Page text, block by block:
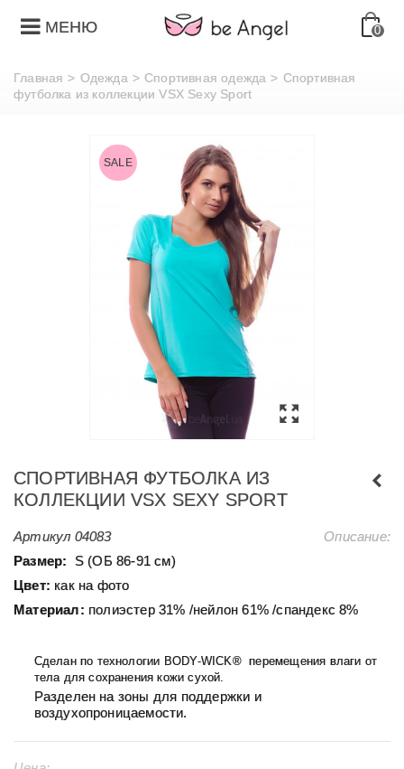
МЕНЮ 0
Главная > Одежда > Спортивная одежда > Спортивная
футболка из коллекции VSX Sexy Sport
SALE
СПОРТИВНАЯ ФУТБОЛКА ИЗ
КОЛЛЕКЦИИ VSX SEXY SPORT
Артикул 04083
Описание:
Размер: S (ОБ 86-91 см)
Цвет: как на фото
Материал: полиэстер 31% /нейлон 61% /спандекс 8%
Сделан по технологии BODY-WICK® перемещения влаги от
тела для сохранения кожи сухой.
Разделен на зоны для поддержки и
воздухопроницаемости.